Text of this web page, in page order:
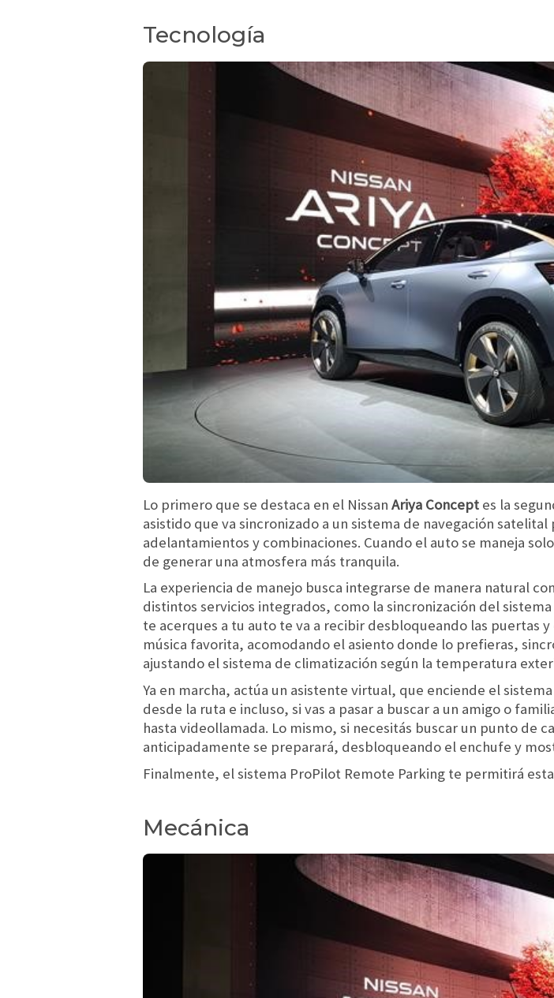
Tecnología
Lo primero que se destaca en el Nissan Ariya Concept es la
asistido que va sincronizado a un sistema de navegación
adelantamientos y combinaciones. Cuando el auto se maneja
de generar una atmosfera más tranquila.
La experiencia de manejo busca integrarse de manera natural
distintos servicios integrados, como la sincronización del
te acerques a tu auto te va a recibir desbloqueando las puertas
música favorita, acomodando el asiento donde lo prefieras,
ajustando el sistema de climatización según la temperatura
Ya en marcha, actúa un asistente virtual, que enciende el
desde la ruta e incluso, si vas a pasar a buscar a un amigo o
hasta videollamada. Lo mismo, si necesitás buscar un punto de
anticipadamente se preparará, desbloqueando el enchufe y
Finalmente, el sistema ProPilot Remote Parking te permitirá
Mecánica